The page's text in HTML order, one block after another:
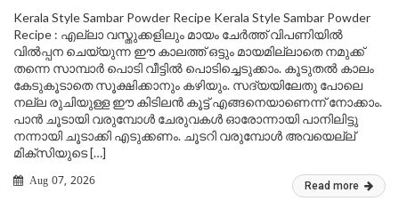
Kerala Style Sambar Powder Recipe Kerala Style Sambar Powder
Recipe : എല്ലാ വസ്തുക്കളിലും മായം ചേർത്ത് വിപണിയിൽ
വിൽപ്പന ചെയ്യുന്ന ഈ കാലത്ത് ഒട്ടും മായമില്ലാതെ നമുക്ക്
തന്നെ സാമ്പാർ പൊടി വീട്ടിൽ പൊടിച്ചെടുക്കാം. കൂടുതൽ കാലം
കേടുകൂടാതെ സൂക്ഷിക്കാനും കഴിയും. സദ്യയിലേതു പോലെ
നല്ല രുചിയുള്ള ഈ കിടിലൻ കൂട്ട് എങ്ങനെയാണെന്ന് നോക്കാം.
പാൻ ചൂടായി വരുമ്പോൾ ചേരുവകൾ ഓരോന്നായി പാനിലിട്ടു
നന്നായി ചൂടാക്കി എടുക്കണം. ചൂടറി വരുമ്പോൾ അവയെല്ല്‌
മിക്സിയുടെ […]
Aug 07, 2026 Read more